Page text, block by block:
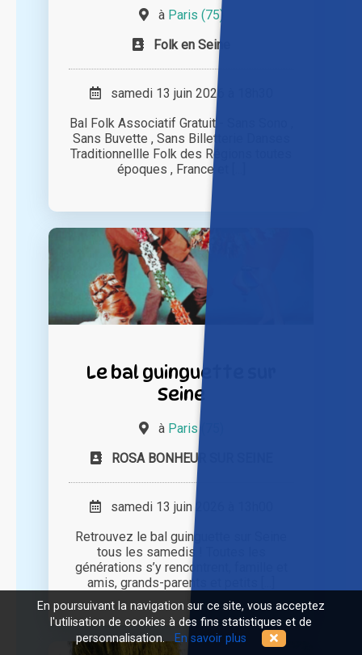
à Paris (75)
Folk en Seine
samedi 13 juin 2026 à 18h30
Bal Folk Associatif Gratuit - Sans Sono ,
Sans Buvette , Sans Billetterie Danses
Traditionnellle Folk des Régions toutes
époques , France et [...]
Le bal guinguette sur
Seine
à Paris (75)
ROSA BONHEUR SUR SEINE
samedi 13 juin 2026 à 13h00
Retrouvez le bal guinguette sur Seine
tous les samedis ! Toutes les
générations s’y rencontrent, famille et
amis, grands-parents et petits [...]
En poursuivant la navigation sur ce site, vous acceptez
l'utilisation de cookies à des fins statistiques et de
personnalisation.En savoir plus